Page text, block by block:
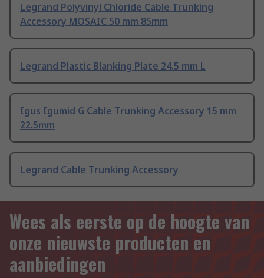
Legrand Polyvinyl Chloride Cable Trunking
Accessory MOSAIC 50 mm 85mm
Legrand Plastic Blanking Plate 24.5 mm L
Igus Igumid G Cable Trunking Accessory 15 mm
22.5mm
Legrand Cable Trunking Accessory
Wees als eerste op de hoogte van
onze nieuwste producten en
aanbiedingen